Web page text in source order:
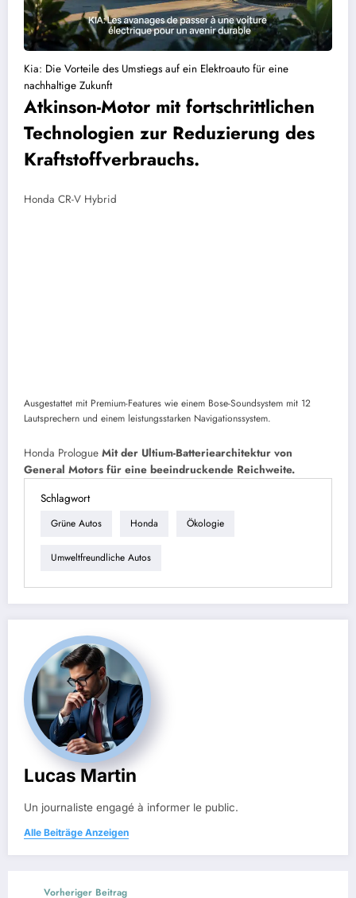
Kia: Die Vorteile des Umstiegs auf ein Elektroauto für eine
nachhaltige Zukunft
Atkinson-Motor mit fortschrittlichen
Technologien zur Reduzierung des
Kraftstoffverbrauchs.
Honda CR-V Hybrid
Ausgestattet mit Premium-Features wie einem Bose-Soundsystem mit 12
Lautsprechern und einem leistungsstarken Navigationssystem.
Honda Prologue Mit der Ultium-Batteriearchitektur von
General Motors für eine beeindruckende Reichweite.
Schlagwort
Grüne Autos Honda Ökologie
Umweltfreundliche Autos
Lucas Martin
Un journaliste engagé à informer le public.
Alle Beiträge Anzeigen
Vorheriger Beitrag